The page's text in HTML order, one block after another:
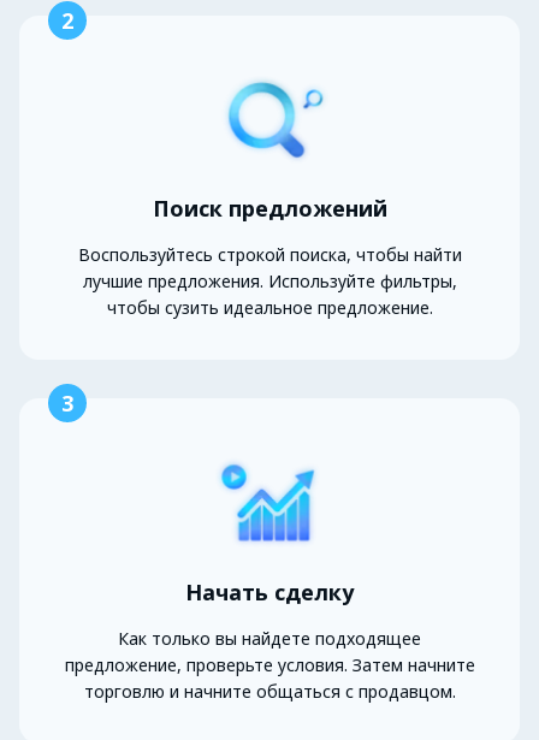
2
Поиск предложений
Воспользуйтесь строкой поиска, чтобы найти
лучшие предложения. Используйте фильтры,
чтобы сузить идеальное предложение.
3
Начать сделку
Как только вы найдете подходящее
предложение, проверьте условия. Затем начните
торговлю и начните общаться с продавцом.